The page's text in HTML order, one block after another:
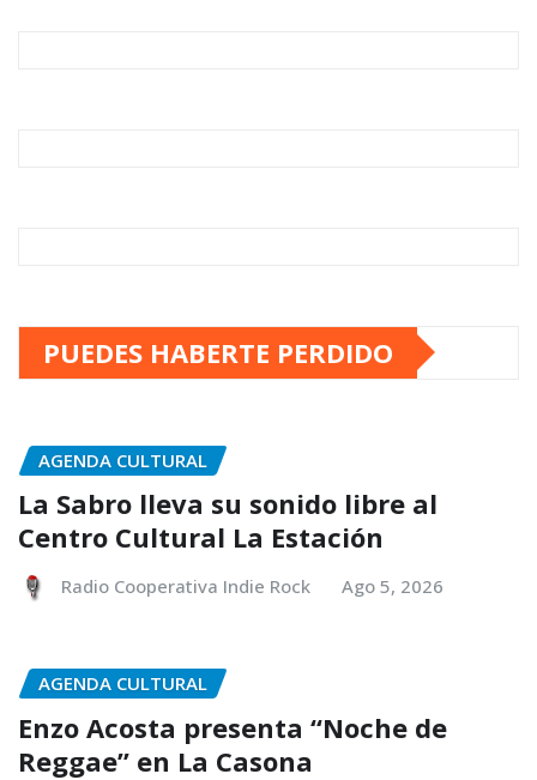
PUEDES HABERTE PERDIDO
AGENDA CULTURAL
La Sabro lleva su sonido libre al
Centro Cultural La Estación
Radio Cooperativa Indie Rock Ago 5, 2026
AGENDA CULTURAL
Enzo Acosta presenta “Noche de
Reggae” en La Casona